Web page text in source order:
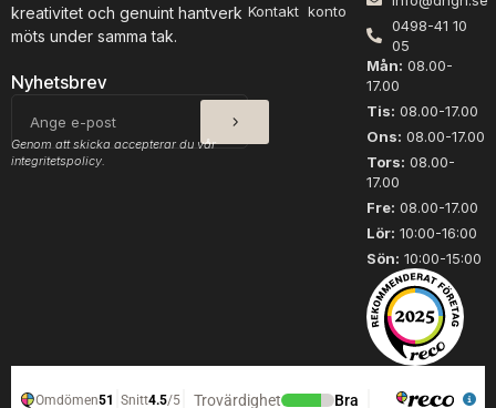
kreativitet och genuint hantverk
möts under samma tak.
Nyhetsbrev
post
SKICKA
Genom att skicka accepterar du vår
integritetspolicy.
Kontakt konto
0498-41 10
05
Mån: 08.00-
17.00
Tis: 08.00-17.00
Ons: 08.00-17.00
Tors: 08.00-
17.00
Fre: 08.00-17.00
Lör: 10:00-16:00
Sön: 10:00-15:00